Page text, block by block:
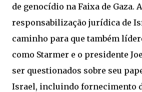
de genocídio na Faixa de Gaza.
responsabilização jurídica de
caminho para que também
como Starmer e o presidente
ser questionados sobre seu
Israel, incluindo fornecimento